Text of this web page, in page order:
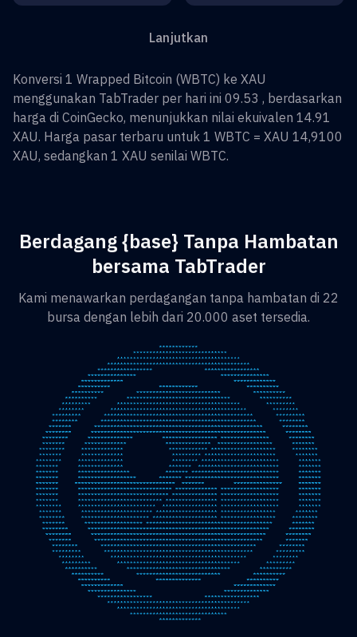
Lanjutkan
Konversi 1 Wrapped Bitcoin (WBTC) ke XAU
menggunakan TabTrader per hari ini 09.53 , berdasarkan
harga di CoinGecko, menunjukkan nilai ekuivalen 14.91
XAU. Harga pasar terbaru untuk 1 WBTC = XAU 14,9100
XAU, sedangkan 1 XAU senilai WBTC.
Berdagang {base} Tanpa Hambatan
bersama TabTrader
Kami menawarkan perdagangan tanpa hambatan di 22
bursa dengan lebih dari 20.000 aset tersedia.